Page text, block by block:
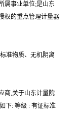
属事业单位;是山东
权的重点管理计量器
准物质、无机阴离
商,关于山东计量院
下: 等级 : 有证标准